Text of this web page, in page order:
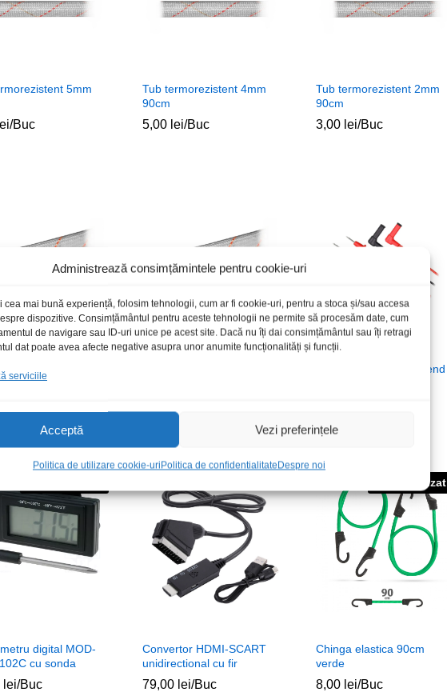
Administrează consimțămintele pentru cookie-uri
cea mai bună experiență, folosim tehnologii, cum ar fi cookie-uri, pentru a stoca și/sau accesa
dispozitive. Consimțământul pentru aceste tehnologii ne permite să procesăm date, cum
de navigare sau ID-uri unice pe acest site. Dacă nu îți dai consimțământul sau îți retragi
dat poate avea afecte negative asupra unor anumite funcționalități și funcții.
serviciile
Acceptă Vezi preferințele
Politica de utilizare cookie-uriPolitica de confidentialitateDespre noi
5mm
lei/Buc
lei
Tub termorezistent 4mm
90cm
5,00 lei/Buc
5,00 lei
Tub termorezistent 2mm
90cm
3,00 lei/Buc
3,00 lei
6mm
Tatori standard Uni-Trend
digital MOD-
cu sonda
lei/Buc
lei
Convertor HDMI-SCART
unidirectional cu fir
79,00 lei/Buc
79,00 lei
Stoc epuizat
Chinga elastica 90cm
verde
8,00 lei/Buc
8,00 lei